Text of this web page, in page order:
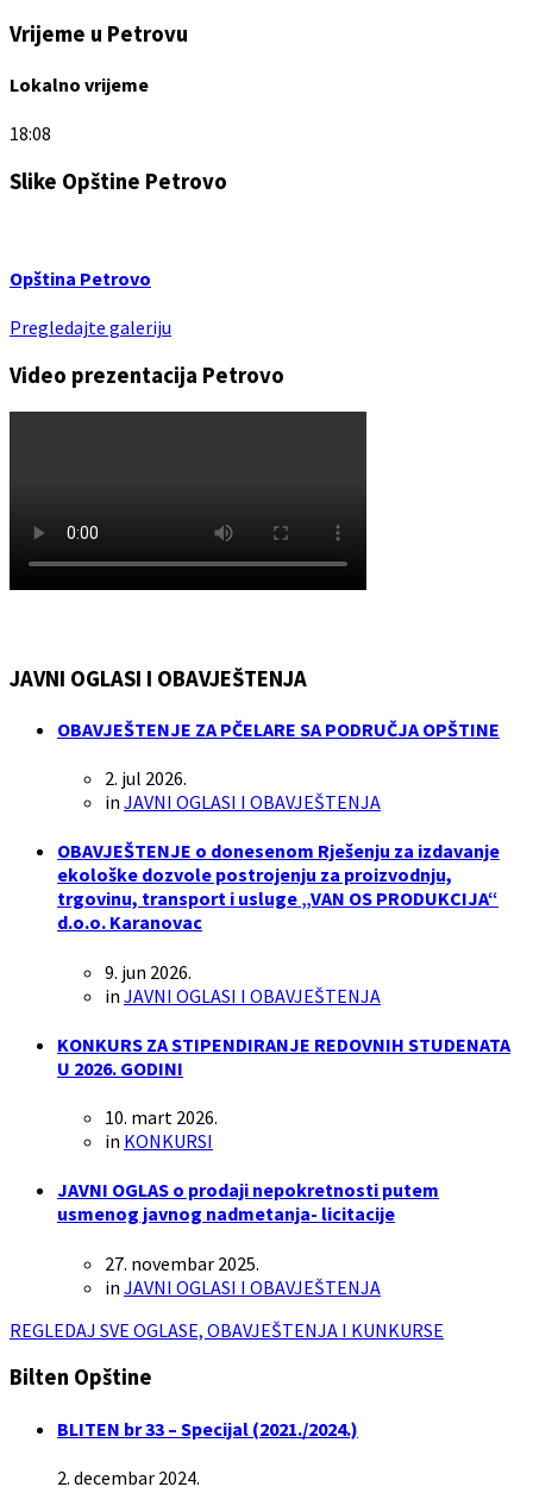
Vrijeme u Petrovu
Lokalno vrijeme
18:08
Slike Opštine Petrovo
Opština Petrovo
Pregledajte galeriju
Video prezentacija Petrovo
JAVNI OGLASI I OBAVJEŠTENJA
OBAVJEŠTENJE ZA PČELARE SA PODRUČJA OPŠTINE
2. jul 2026.
in JAVNI OGLASI I OBAVJEŠTENJA
OBAVJEŠTENJE o donesenom Rješenju za izdavanje
ekološke dozvole postrojenju za proizvodnju,
trgovinu, transport i usluge „VAN OS PRODUKCIJA“
d.o.o. Karanovac
9. jun 2026.
in JAVNI OGLASI I OBAVJEŠTENJA
KONKURS ZA STIPENDIRANJE REDOVNIH STUDENATA
U 2026. GODINI
10. mart 2026.
in KONKURSI
JAVNI OGLAS o prodaji nepokretnosti putem
usmenog javnog nadmetanja- licitacije
27. novembar 2025.
in JAVNI OGLASI I OBAVJEŠTENJA
REGLEDAJ SVE OGLASE, OBAVJEŠTENJA I KUNKURSE
Bilten Opštine
BLITEN br 33 – Specijal (2021./2024.)
2. decembar 2024.